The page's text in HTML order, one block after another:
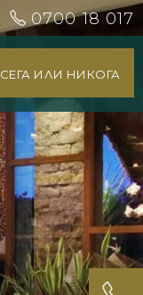
0700 18 017
СЕГА ИЛИ НИКОГА